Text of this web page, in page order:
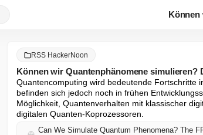
RSS HackerNoon
Können wir Quantenphänomene simulieren?
Quantencomputing wird bedeutende Fortschritte
befinden sich jedoch noch in frühen
Möglichkeit, Quantenverhalten mit klassischer
digitalen Quanten-Koprozessoren.
Can We Simulate Quantum Phenomena? The